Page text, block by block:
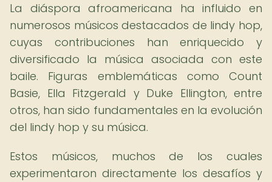
La diáspora afroamericana ha influido en
numerosos músicos destacados de lindy hop,
cuyas contribuciones han enriquecido y
diversificado la música asociada con este
baile. Figuras emblemáticas como Count
Basie, Ella Fitzgerald y Duke Ellington, entre
otros, han sido fundamentales en la evolución
del lindy hop y su música.
Estos músicos, muchos de los cuales
experimentaron directamente los desafíos y